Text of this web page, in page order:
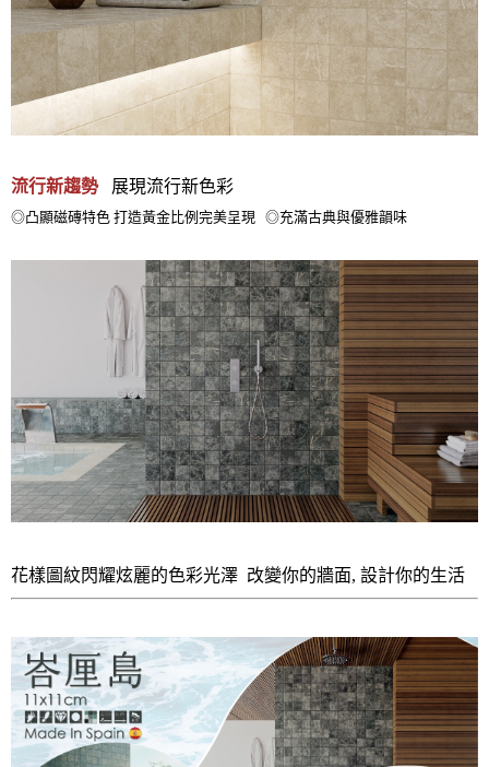
流行新趨勢展現流行新色彩
◎凸顯磁磚特色 打造黃金比例完美呈現 ◎充滿古典與優雅韻味
花樣圖紋閃耀炫麗的色彩光澤 改變你的牆面, 設計你的生活